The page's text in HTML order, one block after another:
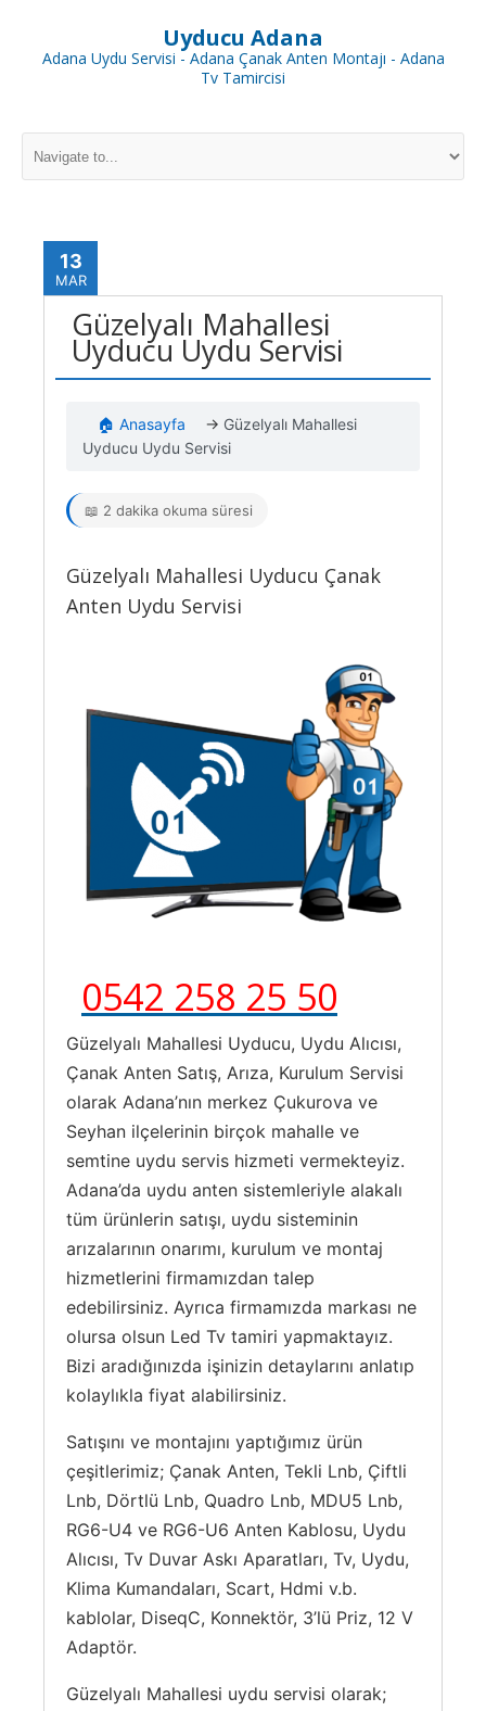
Uyducu Adana
Adana Uydu Servisi - Adana Çanak Anten Montajı - Adana
Tv Tamircisi
13
MAR
Güzelyalı Mahallesi
Uyducu Uydu Servisi
🏠 Anasayfa → Güzelyalı Mahallesi
Uyducu Uydu Servisi
📖 2 dakika okuma süresi
Güzelyalı Mahallesi Uyducu Çanak
Anten Uydu Servisi
0542 258 25 50
Güzelyalı Mahallesi Uyducu, Uydu Alıcısı,
Çanak Anten Satış, Arıza, Kurulum Servisi
olarak Adana’nın merkez Çukurova ve
Seyhan ilçelerinin birçok mahalle ve
semtine uydu servis hizmeti vermekteyiz.
Adana’da uydu anten sistemleriyle alakalı
tüm ürünlerin satışı, uydu sisteminin
arızalarının onarımı, kurulum ve montaj
hizmetlerini firmamızdan talep
edebilirsiniz. Ayrıca firmamızda markası ne
olursa olsun Led Tv tamiri yapmaktayız.
Bizi aradığınızda işinizin detaylarını anlatıp
kolaylıkla fiyat alabilirsiniz.
Satışını ve montajını yaptığımız ürün
çeşitlerimiz; Çanak Anten, Tekli Lnb, Çiftli
Lnb, Dörtlü Lnb, Quadro Lnb, MDU5 Lnb,
RG6-U4 ve RG6-U6 Anten Kablosu, Uydu
Alıcısı, Tv Duvar Askı Aparatları, Tv, Uydu,
Klima Kumandaları, Scart, Hdmi v.b.
kablolar, DiseqC, Konnektör, 3’lü Priz, 12 V
Adaptör.
Güzelyalı Mahallesi uydu servisi olarak;